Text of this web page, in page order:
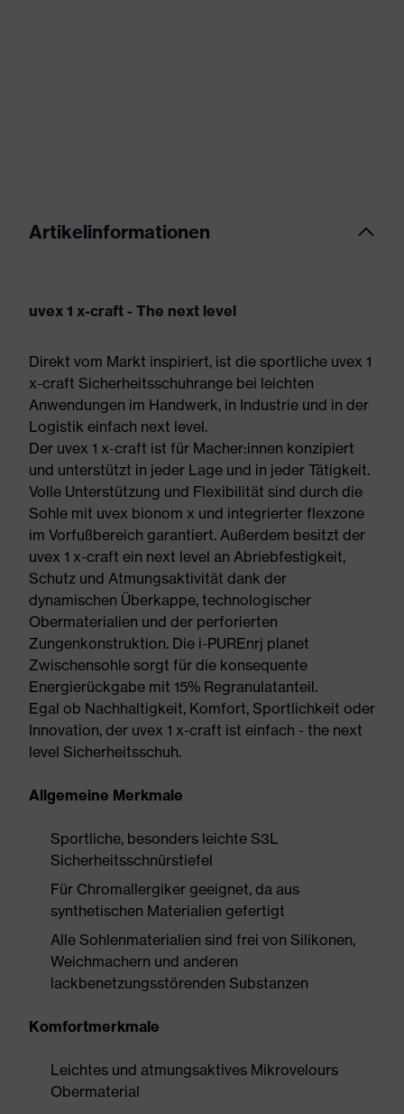
Artikelinformationen
uvex 1 x-craft - The next level
Direkt vom Markt inspiriert, ist die sportliche uvex 1
x-craft Sicherheitsschuhrange bei leichten
Anwendungen im Handwerk, in Industrie und in der
Logistik einfach next level.
Der uvex 1 x-craft ist für Macher:innen konzipiert
und unterstützt in jeder Lage und in jeder Tätigkeit.
Volle Unterstützung und Flexibilität sind durch die
Sohle mit uvex bionom x und integrierter flexzone
im Vorfußbereich garantiert. Außerdem besitzt der
uvex 1 x-craft ein next level an Abriebfestigkeit,
Schutz und Atmungsaktivität dank der
dynamischen Überkappe, technologischer
Obermaterialien und der perforierten
Zungenkonstruktion. Die i-PUREnrj planet
Zwischensohle sorgt für die konsequente
Energierückgabe mit 15% Regranulatanteil.
Egal ob Nachhaltigkeit, Komfort, Sportlichkeit oder
Innovation, der uvex 1 x-craft ist einfach - the next
level Sicherheitsschuh.
Allgemeine Merkmale
Sportliche, besonders leichte S3L
Sicherheitsschnürstiefel
Für Chromallergiker geeignet, da aus
synthetischen Materialien gefertigt
Alle Sohlenmaterialien sind frei von Silikonen,
Weichmachern und anderen
lackbenetzungsstörenden Substanzen
Komfortmerkmale
Leichtes und atmungsaktives Mikrovelours
Obermaterial